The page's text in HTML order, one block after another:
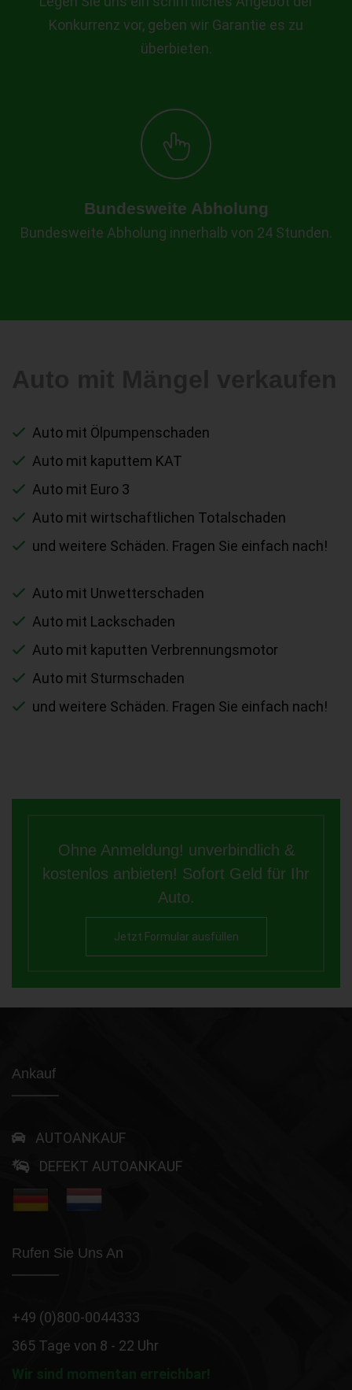
Konkurrenz vor, geben wir Garantie es zu
überbieten.
Bundesweite Abholung
Bundesweite Abholung innerhalb von 24 Stunden.
Auto mit Ölpumpenschaden
Auto mit kaputtem KAT
Auto mit Euro 3
Auto mit wirtschaftlichen Totalschaden
und weitere Schäden. Fragen Sie einfach nach!
Auto mit Unwetterschaden
Auto mit Lackschaden
Auto mit kaputten Verbrennungsmotor
Auto mit Sturmschaden
und weitere Schäden. Fragen Sie einfach nach!
Ohne Anmeldung! unverbindlich &
kostenlos anbieten! Sofort Geld für Ihr
Auto.
Jetzt Formular ausfüllen
Ankauf
AUTOANKAUF
DEFEKT AUTOANKAUF
Rufen Sie Uns An
+49 (0)800-0044333
365 Tage von 8 - 22 Uhr
Wir sind momentan erreichbar!